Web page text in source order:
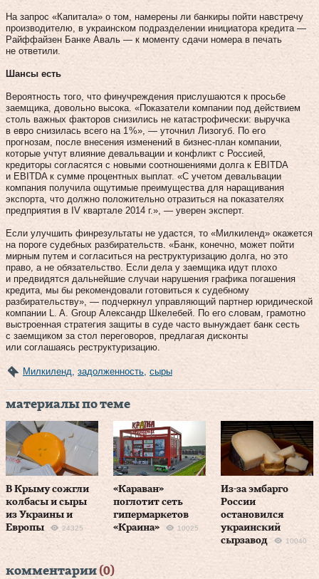
На запрос «Капитала» о том, намерены ли банкиры пойти навстречу
производителю, в украинском подразделении инициатора кредита —
Райффайзен Банке Аваль — к моменту сдачи номера в печать
не ответили.
Шансы есть
Вероятность того, что финучреждения прислушаются к просьбе
заемщика, довольно высока. «Показатели компании под действием
столь важных факторов снизились не катастрофически: выручка
в евро снизилась всего на 1 %», — уточнил Лизогуб. По его
прогнозам, после внесения изменений в бизнес-план компании,
которые учтут влияние девальвации и конфликт с Россией,
кредиторы согласятся с новыми соотношениями долга к EBITDA
и EBITDA к сумме процентных выплат. «С учетом девальвации
компания получила ощутимые преимущества для наращивания
экспорта, что должно положительно отра­зиться на показателях
предприятия в IV квартале 2014 г.», — уверен эксперт.
Если улучшить финрезультаты не удастся, то «Милкиленд» окажется
на пороге судебных разбирательств. «Банк, конечно, может пойти
мирным путем и согласиться на реструктуризацию долга, но это
право, а не обязательство. Если дела у заемщика идут плохо
и предвидятся дальнейшие случаи нарушения графика погашения
кредита, мы бы рекомендовали готовиться к судебному
разбирательству», — подчеркнул управляющий партнер юридической
компании L. A. Group Александр Шкелебей. По его словам, грамотно
выстроенная стратегия защиты в суде часто вынуждает банк сесть
с заемщиком за стол переговоров, предлагая дисконты
или соглашаясь реструктуризацию.
Милкиленд задолженность сыры
материалы по теме
В Крыму сожгли
колбасы и сыры
из Украины и
Европы
24325
«Караван»
поглотит сеть
гипермаркетов
«Краина»
10025
Из-за эмбарго
России
остановился
украинский
сырзавод
10040
комментарии (0)